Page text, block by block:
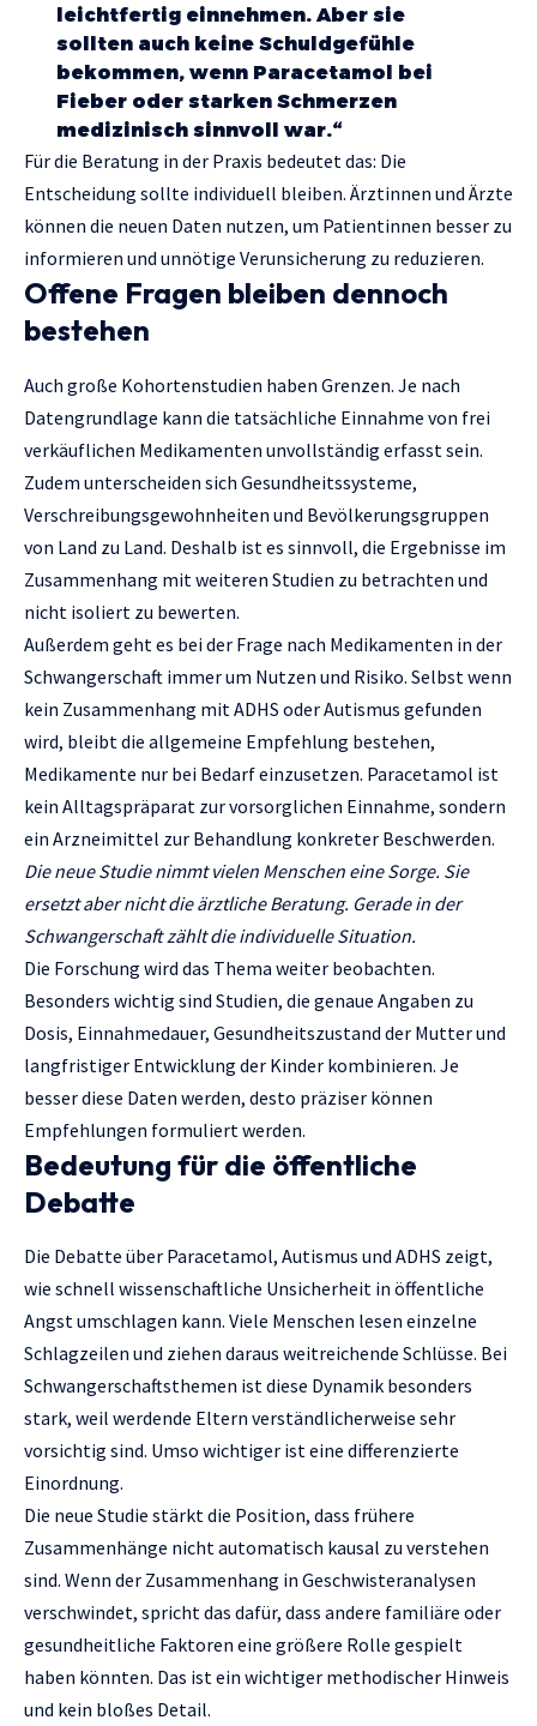
leichtfertig einnehmen. Aber sie
sollten auch keine Schuldgefühle
bekommen, wenn Paracetamol bei
Fieber oder starken Schmerzen
medizinisch sinnvoll war.“
Für die Beratung in der Praxis bedeutet das: Die
Entscheidung sollte individuell bleiben. Ärztinnen und Ärzte
können die neuen Daten nutzen, um Patientinnen besser zu
informieren und unnötige Verunsicherung zu reduzieren.
Offene Fragen bleiben dennoch
bestehen
Auch große Kohortenstudien haben Grenzen. Je nach
Datengrundlage kann die tatsächliche Einnahme von frei
verkäuflichen Medikamenten unvollständig erfasst sein.
Zudem unterscheiden sich Gesundheitssysteme,
Verschreibungsgewohnheiten und Bevölkerungsgruppen
von Land zu Land. Deshalb ist es sinnvoll, die Ergebnisse im
Zusammenhang mit weiteren Studien zu betrachten und
nicht isoliert zu bewerten.
Außerdem geht es bei der Frage nach Medikamenten in der
Schwangerschaft immer um Nutzen und Risiko. Selbst wenn
kein Zusammenhang mit ADHS oder Autismus gefunden
wird, bleibt die allgemeine Empfehlung bestehen,
Medikamente nur bei Bedarf einzusetzen. Paracetamol ist
kein Alltagspräparat zur vorsorglichen Einnahme, sondern
ein Arzneimittel zur Behandlung konkreter Beschwerden.
Die neue Studie nimmt vielen Menschen eine Sorge. Sie
ersetzt aber nicht die ärztliche Beratung. Gerade in der
Schwangerschaft zählt die individuelle Situation.
Die Forschung wird das Thema weiter beobachten.
Besonders wichtig sind Studien, die genaue Angaben zu
Dosis, Einnahmedauer, Gesundheitszustand der Mutter und
langfristiger Entwicklung der Kinder kombinieren. Je
besser diese Daten werden, desto präziser können
Empfehlungen formuliert werden.
Bedeutung für die öffentliche
Debatte
Die Debatte über Paracetamol, Autismus und ADHS zeigt,
wie schnell wissenschaftliche Unsicherheit in öffentliche
Angst umschlagen kann. Viele Menschen lesen einzelne
Schlagzeilen und ziehen daraus weitreichende Schlüsse. Bei
Schwangerschaftsthemen ist diese Dynamik besonders
stark, weil werdende Eltern verständlicherweise sehr
vorsichtig sind. Umso wichtiger ist eine differenzierte
Einordnung.
Die neue Studie stärkt die Position, dass frühere
Zusammenhänge nicht automatisch kausal zu verstehen
sind. Wenn der Zusammenhang in Geschwisteranalysen
verschwindet, spricht das dafür, dass andere familiäre oder
gesundheitliche Faktoren eine größere Rolle gespielt
haben könnten. Das ist ein wichtiger methodischer Hinweis
und kein bloßes Detail.